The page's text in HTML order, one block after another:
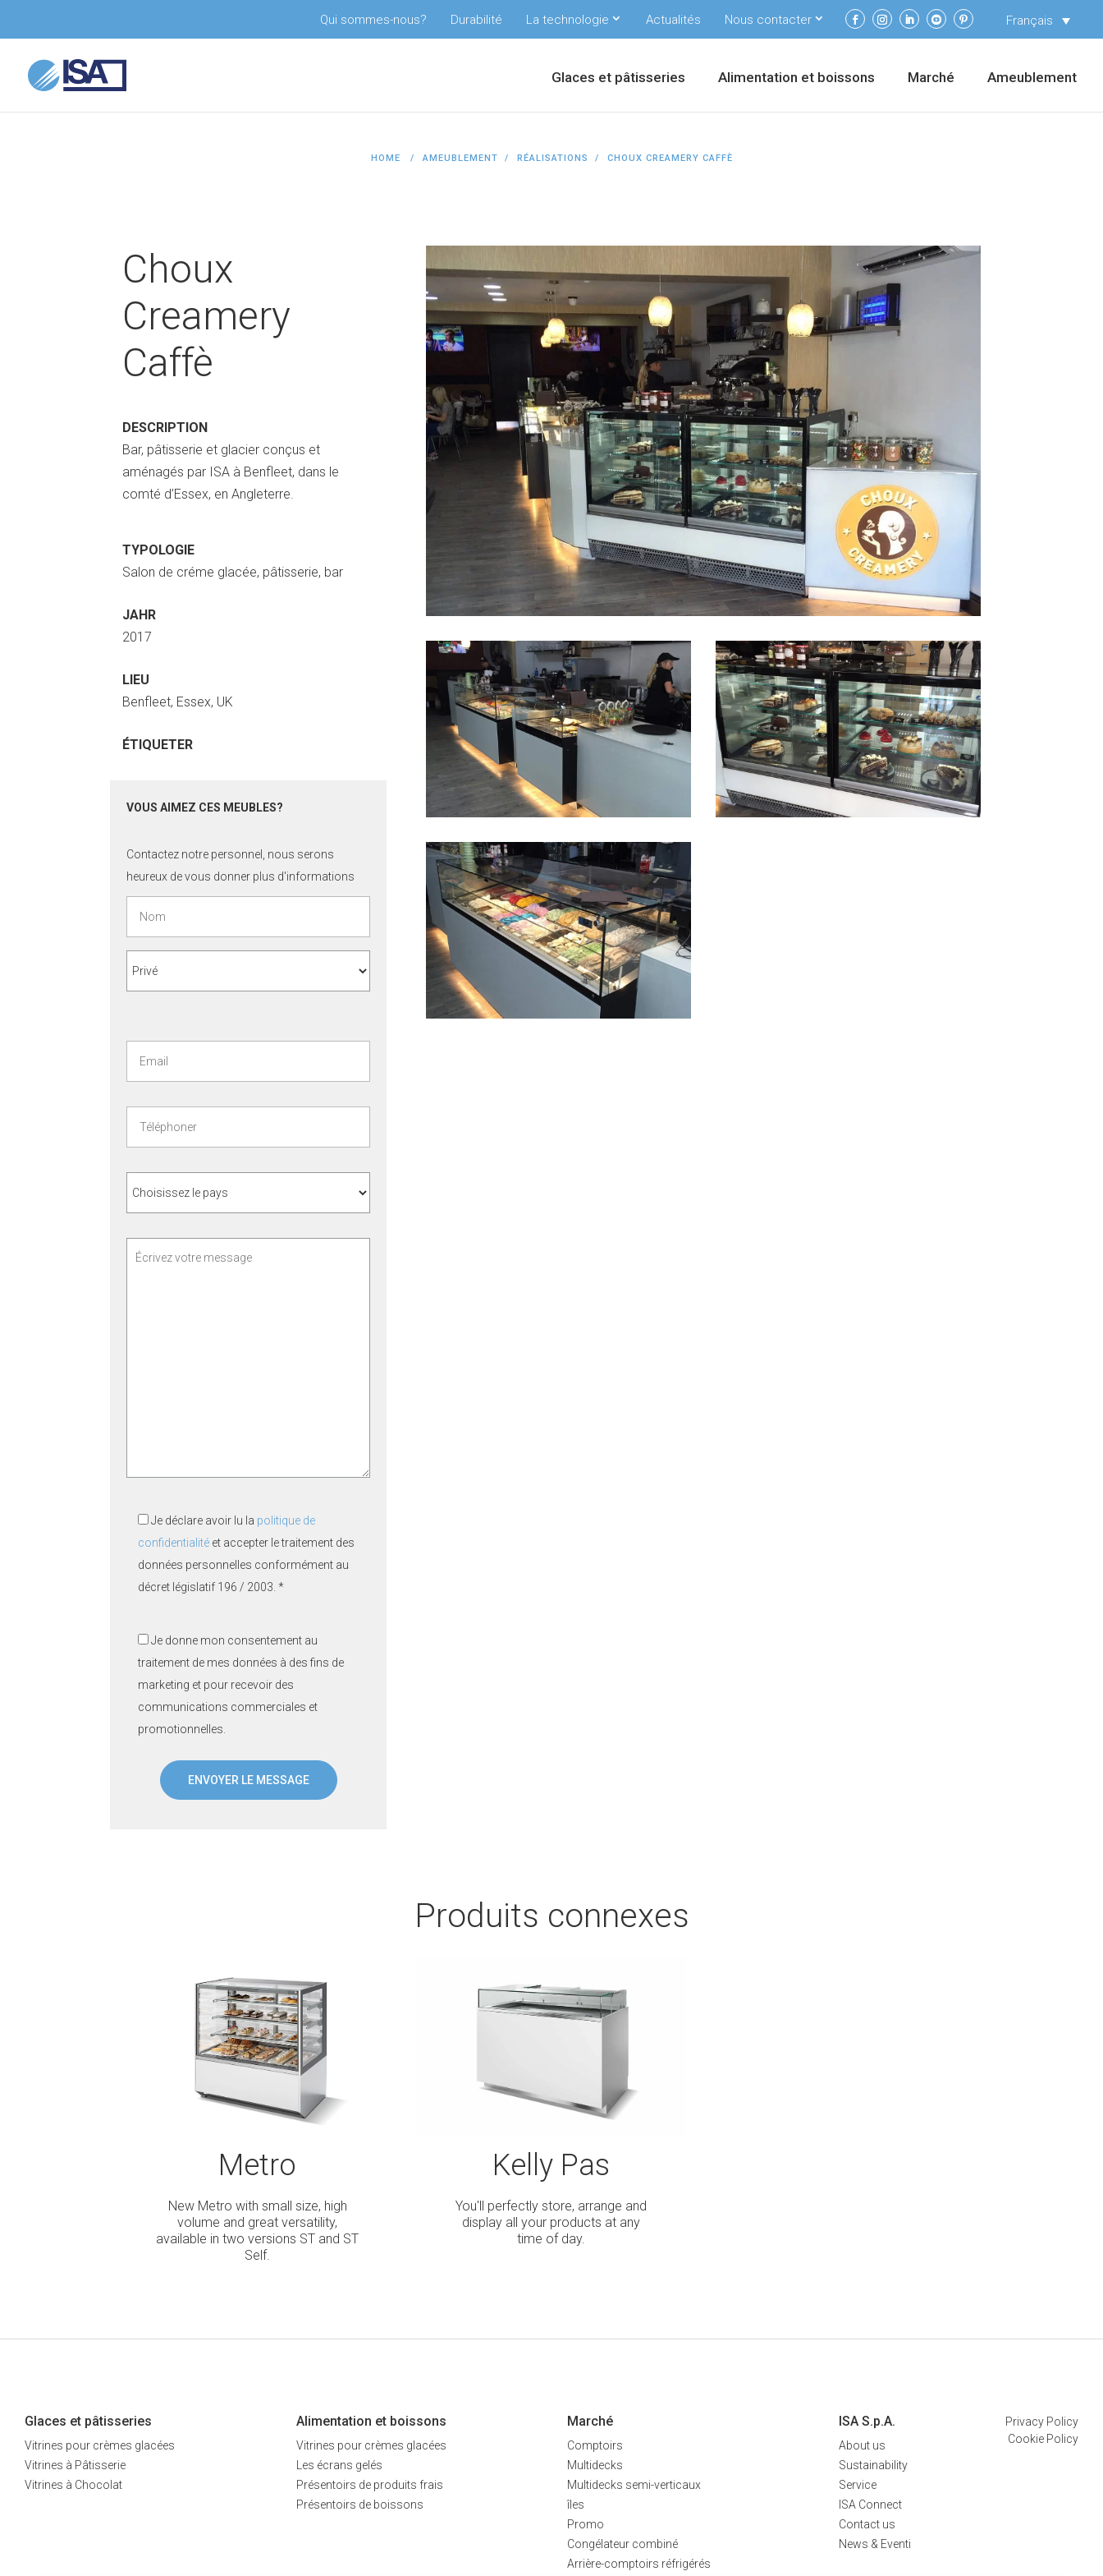
Qui sommes-nous? Durabilité La technologie Actualités Nous contacter Français
Glaces et pâtisseries Alimentation et boissons Marché Ameublement
HOME AMEUBLEMENT RÉALISATIONS CHOUX CREAMERY CAFFÈ
Choux
Creamery
Caffè
DESCRIPTION
Bar, pâtisserie et glacier conçus et
aménagés par ISA à Benfleet, dans le
comté d’Essex, en Angleterre.
TYPOLOGIE
Salon de créme glacée, pâtisserie, bar
JAHR
2017
LIEU
Benfleet, Essex, UK
ÉTIQUETER
VOUS AIMEZ CES MEUBLES?
Contactez notre personnel, nous serons
heureux de vous donner plus d'informations
Je déclare avoir lu la politique de
confidentialité et accepter le traitement des
données personnelles conformément au
décret législatif 196 / 2003. *
Je donne mon consentement au
traitement de mes données à des fins de
marketing et pour recevoir des
communications commerciales et
promotionnelles.
Produits connexes
Metro
New Metro with small size, high
volume and great versatility,
available in two versions ST and ST
Self.
Kelly Pas
You'll perfectly store, arrange and
display all your products at any
time of day.
Glaces et pâtisseries
Vitrines pour crèmes glacées
Vitrines à Pâtisserie
Vitrines à Chocolat
Alimentation et boissons
Vitrines pour crèmes glacées
Les écrans gelés
Présentoirs de produits frais
Présentoirs de boissons
Marché
Comptoirs
Multidecks
Multidecks semi-verticaux
îles
Promo
Congélateur combiné
Arrière-comptoirs réfrigérés
ISA S.p.A.
About us
Sustainability
Service
ISA Connect
Contact us
News & Eventi
Privacy Policy
Cookie Policy